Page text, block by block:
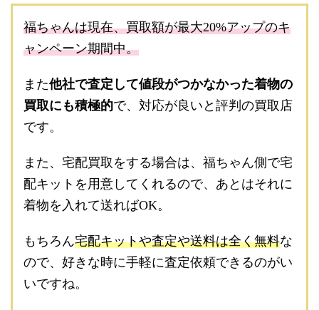
福ちゃんは現在、買取額が最大20%アップのキ
ャンペーン期間中。
また他社で査定して値段がつかなかった着物の
買取にも積極的で、対応が良いと評判の買取店
です。
また、宅配買取をする場合は、福ちゃん側で宅
配キットを用意してくれるので、あとはそれに
着物を入れて送ればOK。
もちろん宅配キットや査定や送料は全く無料な
ので、好きな時に手軽に査定依頼できるのがい
いですね。